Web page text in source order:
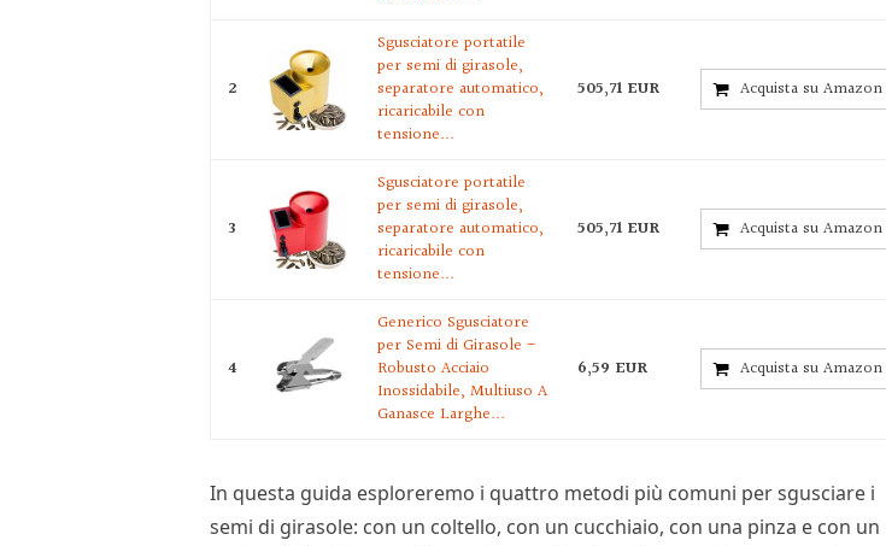
2
Sgusciatore portatile
per semi di girasole,
separatore automatico,
ricaricabile con
tensione...
505,71 EUR Acquista su Amazon
3
Sgusciatore portatile
per semi di girasole,
separatore automatico,
ricaricabile con
tensione...
505,71 EUR Acquista su Amazon
4
Generico Sgusciatore
per Semi di Girasole -
Robusto Acciaio
Inossidabile, Multiuso A
Ganasce Larghe...
6,59 EUR Acquista su Amazon
In questa guida esploreremo i quattro metodi più comuni per sgusciare i
semi di girasole: con un coltello, con un cucchiaio, con una pinza e con un